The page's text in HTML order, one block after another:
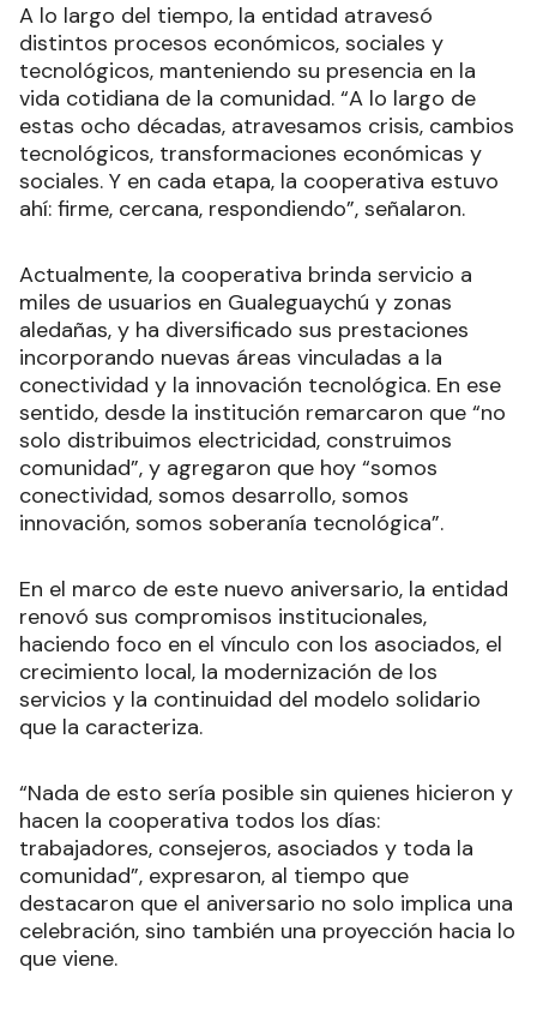
A lo largo del tiempo, la entidad atravesó
distintos procesos económicos, sociales y
tecnológicos, manteniendo su presencia en la
vida cotidiana de la comunidad. “A lo largo de
estas ocho décadas, atravesamos crisis, cambios
tecnológicos, transformaciones económicas y
sociales. Y en cada etapa, la cooperativa estuvo
ahí: firme, cercana, respondiendo”, señalaron.
Actualmente, la cooperativa brinda servicio a
miles de usuarios en Gualeguaychú y zonas
aledañas, y ha diversificado sus prestaciones
incorporando nuevas áreas vinculadas a la
conectividad y la innovación tecnológica. En ese
sentido, desde la institución remarcaron que “no
solo distribuimos electricidad, construimos
comunidad”, y agregaron que hoy “somos
conectividad, somos desarrollo, somos
innovación, somos soberanía tecnológica”.
En el marco de este nuevo aniversario, la entidad
renovó sus compromisos institucionales,
haciendo foco en el vínculo con los asociados, el
crecimiento local, la modernización de los
servicios y la continuidad del modelo solidario
que la caracteriza.
“Nada de esto sería posible sin quienes hicieron y
hacen la cooperativa todos los días:
trabajadores, consejeros, asociados y toda la
comunidad”, expresaron, al tiempo que
destacaron que el aniversario no solo implica una
celebración, sino también una proyección hacia lo
que viene.